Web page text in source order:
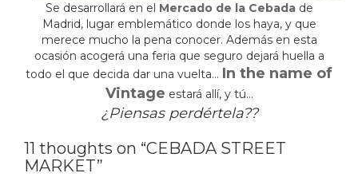
Se desarrollará en el Mercado de la Cebadade
Madrid, lugar emblemático donde los haya, y que
merece mucho la pena conocer. Además en esta
ocasión acogerá una feria que seguro dejará huella a
todo el que decida dar una vuelta… In the name of
Vintage estará allí, y tú…
¿Piensas perdértela??
11 thoughts on “CEBADA STREET
MARKET”